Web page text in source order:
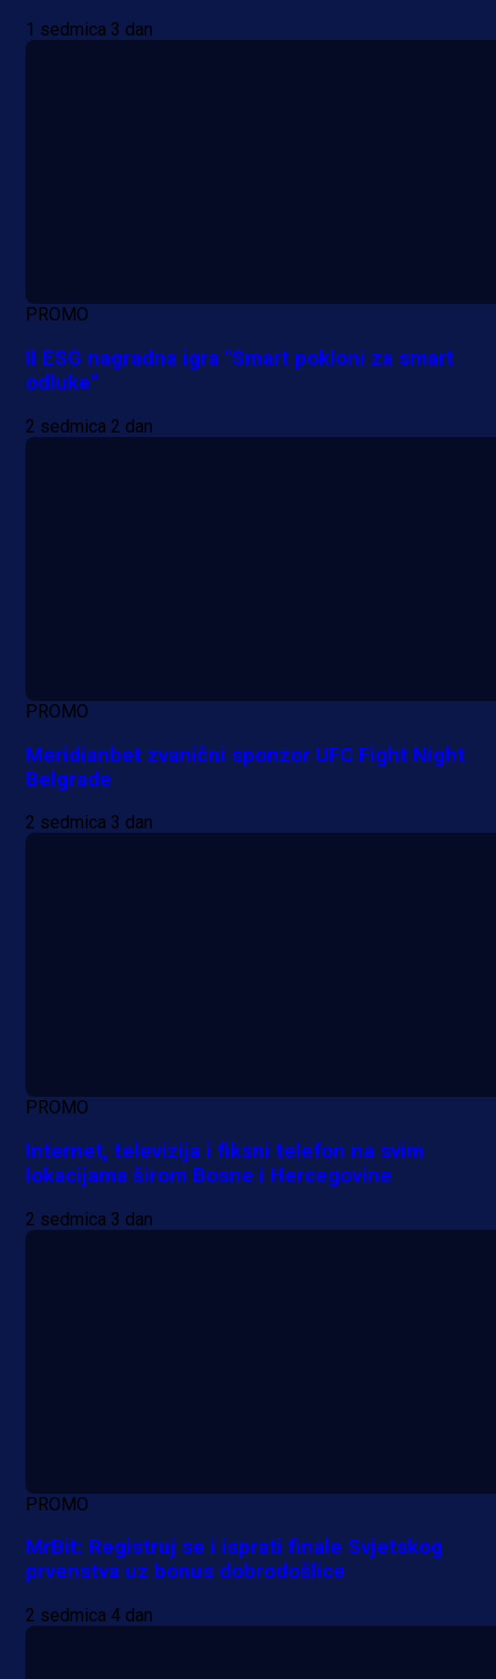
1 sedmica 3 dan
PROMO
II ESG nagradna igra "Smart pokloni za smart
odluke"
2 sedmica 2 dan
PROMO
Meridianbet zvanični sponzor UFC Fight Night
Belgrade
2 sedmica 3 dan
PROMO
Internet, televizija i fiksni telefon na svim
lokacijama širom Bosne i Hercegovine
2 sedmica 3 dan
PROMO
MrBit: Registruj se i isprati finale Svjetskog
prvenstva uz bonus dobrodošlice
2 sedmica 4 dan